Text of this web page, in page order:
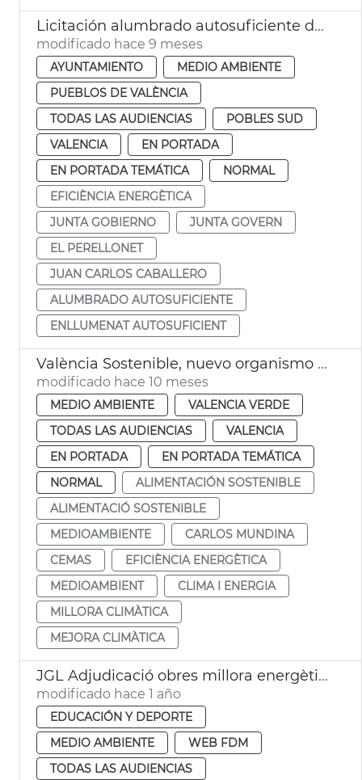
Licitación alumbrado autosuficiente del Perellonet
modificado hace 9 meses
AYUNTAMIENTO
MEDIO AMBIENTE
PUEBLOS DE VALÈNCIA
TODAS LAS AUDIENCIAS
POBLES SUD
VALENCIA
EN PORTADA
EN PORTADA TEMÁTICA
NORMAL
EFICIÈNCIA ENERGÈTICA
JUNTA GOBIERNO
JUNTA GOVERN
EL PERELLONET
JUAN CARLOS CABALLERO
ALUMBRADO AUTOSUFICIENTE
ENLLUMENAT AUTOSUFICIENT
València Sostenible, nuevo organismo autónomo
modificado hace 10 meses
MEDIO AMBIENTE
VALENCIA VERDE
TODAS LAS AUDIENCIAS
VALENCIA
EN PORTADA
EN PORTADA TEMÁTICA
NORMAL
ALIMENTACIÓN SOSTENIBLE
ALIMENTACIÓ SOSTENIBLE
MEDIOAMBIENTE
CARLOS MUNDINA
CEMAS
EFICIÈNCIA ENERGÈTICA
MEDIOAMBIENT
CLIMA I ENERGIA
MILLORA CLIMÀTICA
MEJORA CLIMÀTICA
JGL Adjudicació obres millora energètica Centre Tecnificació Pilota Natzaret València
modificado hace 1 año
EDUCACIÓN Y DEPORTE
MEDIO AMBIENTE
WEB FDM
TODAS LAS AUDIENCIAS